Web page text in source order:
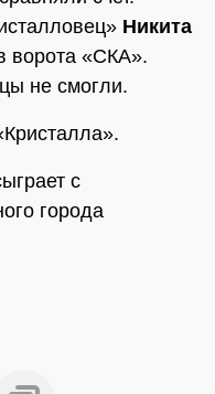
Никита
ворота «СКА».
не смогли.
с
города